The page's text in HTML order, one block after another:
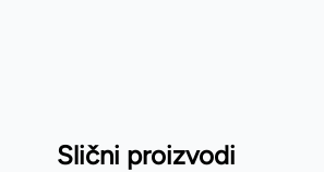
Slični proizvodi